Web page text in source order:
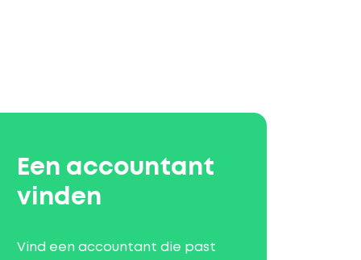
Een accountant
vinden
Vind een accountant die past